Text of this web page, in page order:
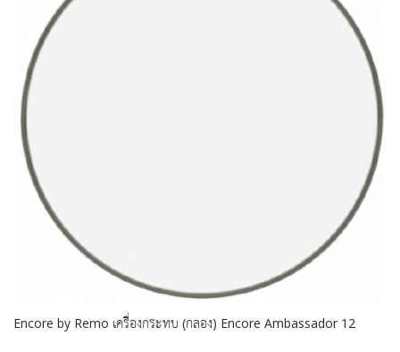
Encore by Remo เครื่องกระทบ (กลอง) Encore Ambassador 12